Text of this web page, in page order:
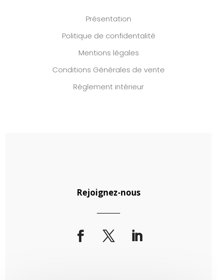
Présentation
Politique de confidentalité
Mentions légales
Conditions Générales de vente
Réglement intérieur
Rejoignez-nous